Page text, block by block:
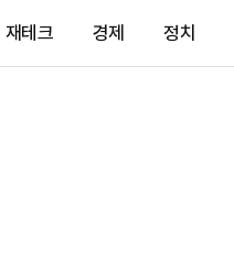
재테크 경제 정치